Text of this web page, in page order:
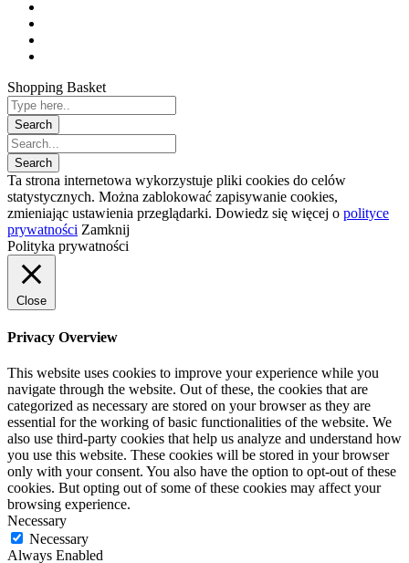
Shopping Basket
Ta strona internetowa wykorzystuje pliki cookies do celów
statystycznych. Można zablokować zapisywanie cookies,
zmieniając ustawienia przeglądarki. Dowiedz się więcej o polityce
prywatności Zamknij
Polityka prywatności
Close
Privacy Overview
This website uses cookies to improve your experience while you
navigate through the website. Out of these, the cookies that are
categorized as necessary are stored on your browser as they are
essential for the working of basic functionalities of the website. We
also use third-party cookies that help us analyze and understand how
you use this website. These cookies will be stored in your browser
only with your consent. You also have the option to opt-out of these
cookies. But opting out of some of these cookies may affect your
browsing experience.
Necessary
Necessary
Always Enabled